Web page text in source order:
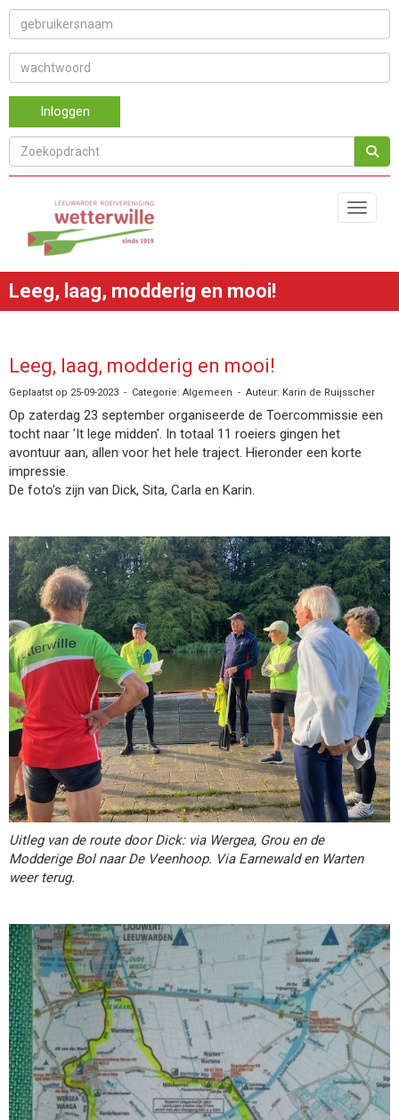
Inloggen
Leeg, laag, modderig en mooi!
Leeg, laag, modderig en mooi!
Geplaatst op 25-09-2023 - Categorie: Algemeen - Auteur: Karin de Ruijsscher
Op zaterdag 23 september organiseerde de Toercommissie een
tocht naar 'It lege midden'. In totaal 11 roeiers gingen het
avontuur aan, allen voor het hele traject. Hieronder een korte
impressie.
De foto's zijn van Dick, Sita, Carla en Karin.
Uitleg van de route door Dick: via Wergea, Grou en de
Modderige Bol naar De Veenhoop. Via Earnewald en Warten
weer terug.